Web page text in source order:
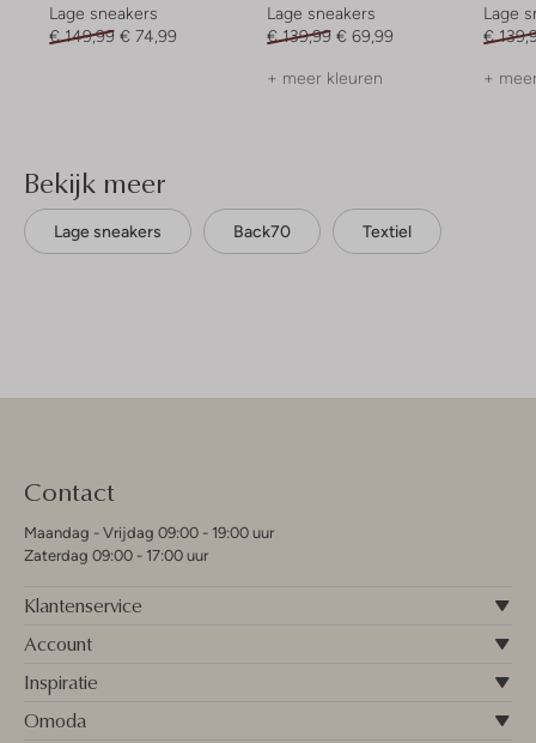
Lage sneakers
€ 149,99 € 74,99
Lage sneakers
€ 139,99 € 69,99
+ meer kleuren
Lage
€
+
Bekijk meer
Lage sneakers Back70 Textiel
Contact
Maandag - Vrijdag 09:00 - 19:00 uur
Zaterdag 09:00 - 17:00 uur
Klantenservice
Account
Inspiratie
Omoda